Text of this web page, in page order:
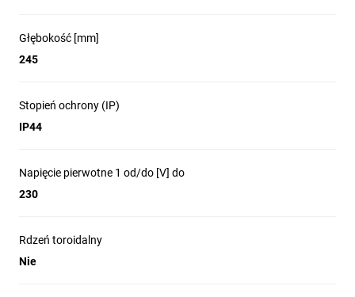
Głębokość [mm]
245
Stopień ochrony (IP)
IP44
Napięcie pierwotne 1 od/do [V] do
230
Rdzeń toroidalny
Nie